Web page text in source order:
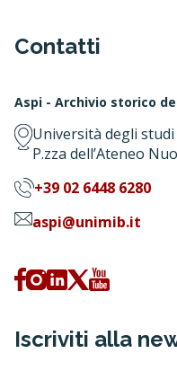
Contatti
Aspi - Archivio storico
Università degli
P.zza dell’Ateneo
+39 02 6448 6280
aspi@unimib.it
Iscriviti alla